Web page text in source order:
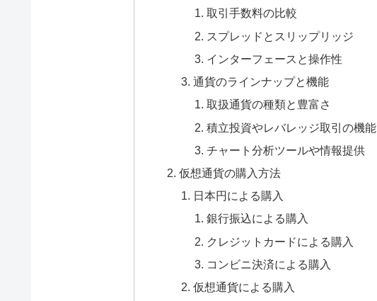
取引手数料の比較
スプレッドとスリップリッジ
インターフェースと操作性
通貨のラインナップと機能
取扱通貨の種類と豊富さ
積立投資やレバレッジ取引の機能
チャート分析ツールや情報提供
仮想通貨の購入方法
日本円による購入
銀行振込による購入
クレジットカードによる購入
コンビニ決済による購入
仮想通貨による購入